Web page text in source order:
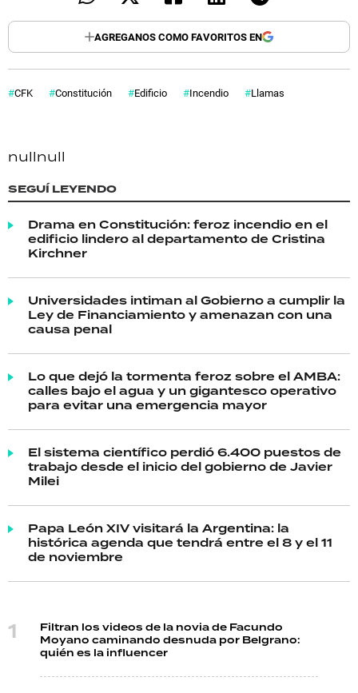
AGREGANOS COMO FAVORITOS EN
CFK Constitución Edificio Incendio Llamas
nullnull
SEGUÍ LEYENDO
Drama en Constitución: feroz incendio en el
edificio lindero al departamento de Cristina
Kirchner
Universidades intiman al Gobierno a cumplir la
Ley de Financiamiento y amenazan con una
causa penal
Lo que dejó la tormenta feroz sobre el AMBA:
calles bajo el agua y un gigantesco operativo
para evitar una emergencia mayor
El sistema científico perdió 6.400 puestos de
trabajo desde el inicio del gobierno de Javier
Milei
Papa León XIV visitará la Argentina: la
histórica agenda que tendrá entre el 8 y el 11
de noviembre
Filtran los videos de la novia de Facundo
Moyano caminando desnuda por Belgrano:
quién es la influencer